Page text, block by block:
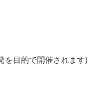
を目的で開催されます)